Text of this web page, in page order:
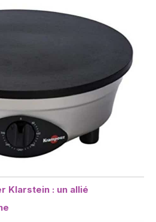
Klarstein : un allié